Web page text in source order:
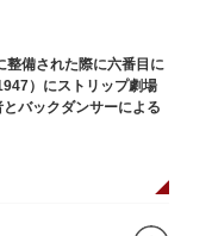
しめる博物館です。
る科学系博物館の中核
用、展示・学習支援を推
育園、茨城県つくば市
います。
整備された際に六番目に
）にストリップ劇場
バックダンサーによる